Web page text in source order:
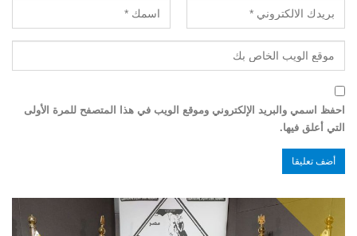
احفظ اسمي والبريد الإلكتروني وموقع الويب في هذا المتصفح للمرة الأولى
التي أعلق فيها.